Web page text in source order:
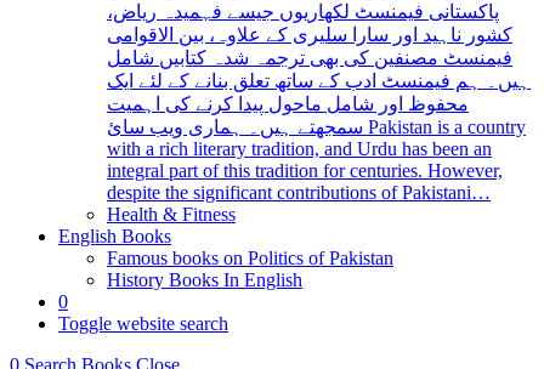
پاکستانی فیمنسٹ لکھاریوں جیسے فہمیدہ ریاض،
کشور ناہید اور سارا سلیری کے علاوہ، بین الاقوامی
فیمنسٹ مصنفین کی بھی ترجمہ شدہ کتابیں شامل
ہیں۔ ہم فیمنسٹ ادب کے ساتھ تعلق بنانے کے لئے ایک
محفوظ اور شامل ماحول پیدا کرنے کی اہمیت
سمجھتے ہیں۔ ہماری ویب سائ Pakistan is a country
with a rich literary tradition, and Urdu has been an
integral part of this tradition for centuries. However,
despite the significant contributions of Pakistani…
Health & Fitness
English Books
Famous books on Politics of Pakistan
History Books In English
0
Toggle website search
0 Search Books Close